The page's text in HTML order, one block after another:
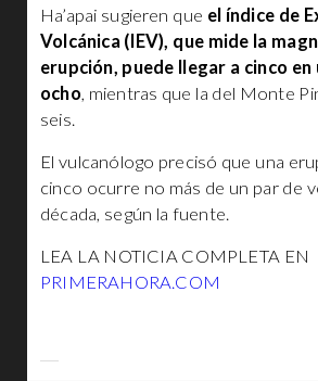
Ha’apai sugieren que el índice de
Volcánica (IEV), que mide la
erupción, puede llegar a cinco en
ocho, mientras que la del Monte
seis.
El vulcanólogo precisó que una
cinco ocurre no más de un par de
década, según la fuente.
LEA LA NOTICIA COMPLETA EN
PRIMERAHORA.COM